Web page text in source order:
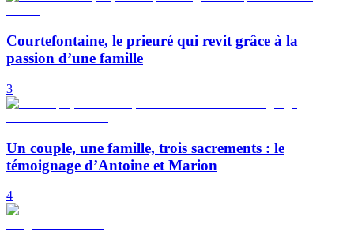
Courtefontaine, le prieuré qui revit grâce à la
passion d’une famille
3
Un couple, une famille, trois sacrements : le
témoignage d’Antoine et Marion
4